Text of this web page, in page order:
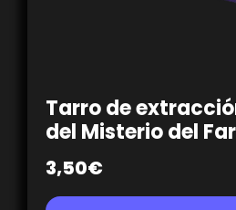
Tarro de
del Misterio del
3,50€